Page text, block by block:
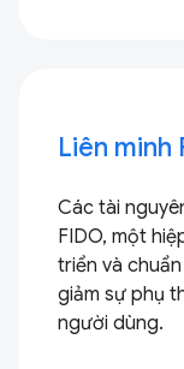
Liên minh
Các tài
FIDO, một
triển và
giảm sự phụ
người dùng.